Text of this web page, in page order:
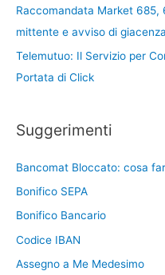
Raccomandata Market 685,
mittente e avviso di giacenza
Telemutuo: Il Servizio per
Portata di Click
Suggerimenti
Bancomat Bloccato: cosa
Bonifico SEPA
Bonifico Bancario
Codice IBAN
Assegno a Me Medesimo